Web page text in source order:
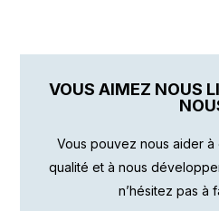
VOUS AIMEZ NOUS
Vous pouvez nous aider
qualité et à nous
n’hésitez pas à